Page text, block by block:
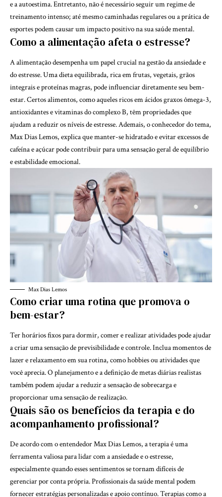
e a autoestima. Entretanto, não é necessário seguir um regime de
treinamento intenso; até mesmo caminhadas regulares ou a prática de
esportes podem causar um impacto positivo na sua saúde mental.
Como a alimentação afeta o estresse?
A alimentação desempenha um papel crucial na gestão da ansiedade e
do estresse. Uma dieta equilibrada, rica em frutas, vegetais, grãos
integrais e proteínas magras, pode influenciar diretamente seu bem-
estar. Certos alimentos, como aqueles ricos em ácidos graxos ômega-3,
antioxidantes e vitaminas do complexo B, têm propriedades que
ajudam a reduzir os níveis de estresse. Ademais, o conhecedor do tema,
Max Dias Lemos, explica que manter-se hidratado e evitar excessos de
cafeína e açúcar pode contribuir para uma sensação geral de equilíbrio
e estabilidade emocional.
Max Dias Lemos
Como criar uma rotina que promova o
bem-estar?
Ter horários fixos para dormir, comer e realizar atividades pode ajudar
a criar uma sensação de previsibilidade e controle. Inclua momentos de
lazer e relaxamento em sua rotina, como hobbies ou atividades que
você aprecia. O planejamento e a definição de metas diárias realistas
também podem ajudar a reduzir a sensação de sobrecarga e
proporcionar uma sensação de realização.
Quais são os benefícios da terapia e do
acompanhamento profissional?
De acordo com o entendedor Max Dias Lemos, a terapia é uma
ferramenta valiosa para lidar com a ansiedade e o estresse,
especialmente quando esses sentimentos se tornam difíceis de
gerenciar por conta própria. Profissionais da saúde mental podem
fornecer estratégias personalizadas e apoio contínuo. Terapias como a